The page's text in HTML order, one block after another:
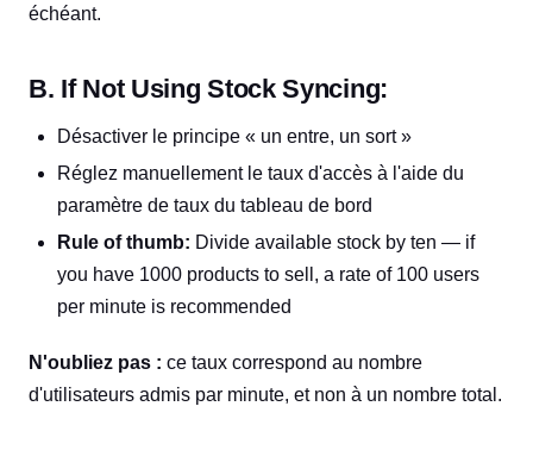
échéant.
B. If Not Using Stock Syncing:
Désactiver le principe « un entre, un sort »
Réglez manuellement le taux d'accès à l'aide du
paramètre de taux du tableau de bord
Rule of thumb: Divide available stock by ten — if
you have 1000 products to sell, a rate of 100 users
per minute is recommended
N'oubliez pas : ce taux correspond au nombre
d'utilisateurs admis par minute, et non à un nombre total.